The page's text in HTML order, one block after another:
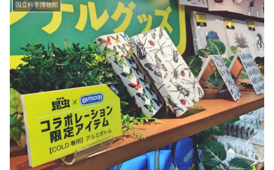
国立科学博物館